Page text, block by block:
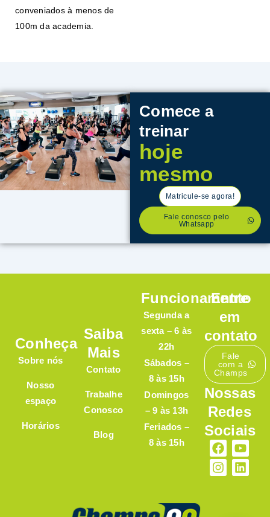
conveniados à menos de
100m da academia.
Comece a
treinar
hoje
mesmo
Matricule-se agora!
Fale conosco pelo
Whatsapp
Conheça
Sobre nós
Nosso
espaço
Horários
Saiba
Mais
Contato
Trabalhe
Conosco
Blog
Funcionamento
Segunda a
sexta – 6 às
22h
Sábados –
8 às 15h
Domingos
– 9 às 13h
Feriados –
8 às 15h
Entre
em
contato
Fale
com a
Champs
Nossas
Redes
Sociais
F
a
c
Y
o
u
I
n
s
L
i
n